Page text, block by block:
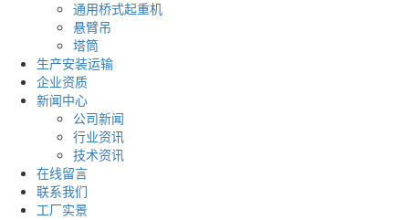
通用桥式起重机
悬臂吊
塔筒
生产安装运输
企业资质
新闻中心
公司新闻
行业资讯
技术资讯
在线留言
联系我们
工厂实景